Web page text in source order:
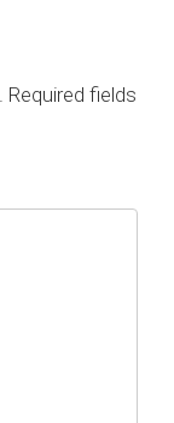
Required fields